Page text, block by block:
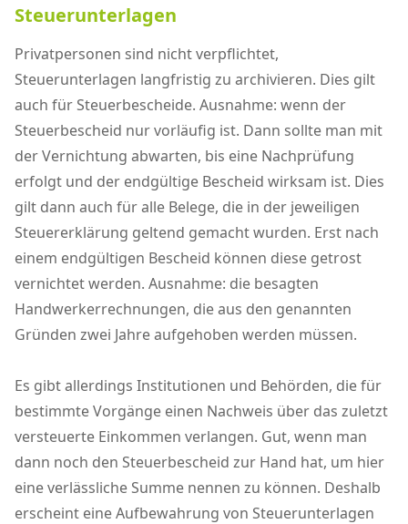
Steuerunterlagen
Privatpersonen sind nicht verpflichtet,
Steuerunterlagen langfristig zu archivieren. Dies gilt
auch für Steuerbescheide. Ausnahme: wenn der
Steuerbescheid nur vorläufig ist. Dann sollte man mit
der Vernichtung abwarten, bis eine Nachprüfung
erfolgt und der endgültige Bescheid wirksam ist. Dies
gilt dann auch für alle Belege, die in der jeweiligen
Steuererklärung geltend gemacht wurden. Erst nach
einem endgültigen Bescheid können diese getrost
vernichtet werden. Ausnahme: die besagten
Handwerkerrechnungen, die aus den genannten
Gründen zwei Jahre aufgehoben werden müssen.
Es gibt allerdings Institutionen und Behörden, die für
bestimmte Vorgänge einen Nachweis über das zuletzt
versteuerte Einkommen verlangen. Gut, wenn man
dann noch den Steuerbescheid zur Hand hat, um hier
eine verlässliche Summe nennen zu können. Deshalb
erscheint eine Aufbewahrung von Steuerunterlagen